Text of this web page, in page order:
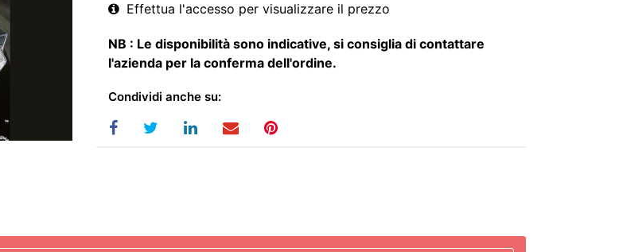
Effettua l'accesso per visualizzare il prezzo
NB : Le disponibilità sono indicative, si consiglia di contattare
l'azienda per la conferma dell'ordine.
Condividi anche su: